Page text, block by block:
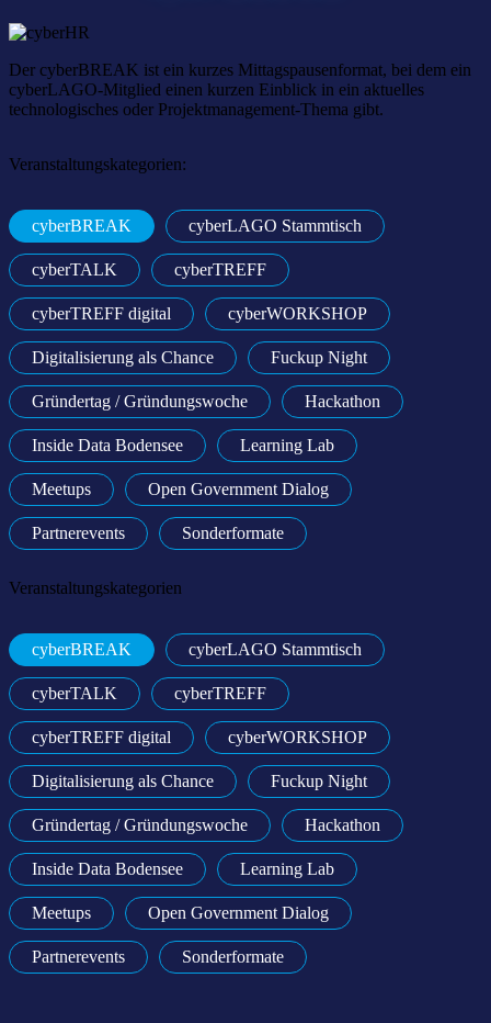
Der cyberBREAK ist ein kurzes Mittagspausenformat, bei dem ein
cyberLAGO-Mitglied einen kurzen Einblick in ein aktuelles
technologisches oder Projektmanagement-Thema gibt.
Veranstaltungskategorien:
cyberBREAK cyberLAGO Stammtisch
cyberTALK cyberTREFF
cyberTREFF digital cyberWORKSHOP
Digitalisierung als Chance Fuckup Night
Gründertag / Gründungswoche Hackathon
Inside Data Bodensee Learning Lab
Meetups Open Government Dialog
Partnerevents Sonderformate
Veranstaltungskategorien
cyberBREAK cyberLAGO Stammtisch
cyberTALK cyberTREFF
cyberTREFF digital cyberWORKSHOP
Digitalisierung als Chance Fuckup Night
Gründertag / Gründungswoche Hackathon
Inside Data Bodensee Learning Lab
Meetups Open Government Dialog
Partnerevents Sonderformate